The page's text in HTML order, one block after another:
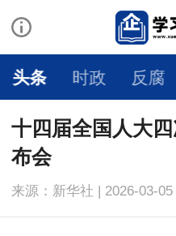
头条 时政 反腐
十四届全国人大
布会
来源：新华社 | 2026-03-